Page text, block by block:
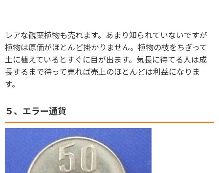
レアな観葉植物も売れます。あまり知られていないですが
植物は原価がほとんど掛かりません。植物の枝をちぎって
土に植えているとすぐに目が出ます。気長に待てる人は成
長するまで待って売れば売上のほとんどは利益になりま
す。
５、エラー通貨